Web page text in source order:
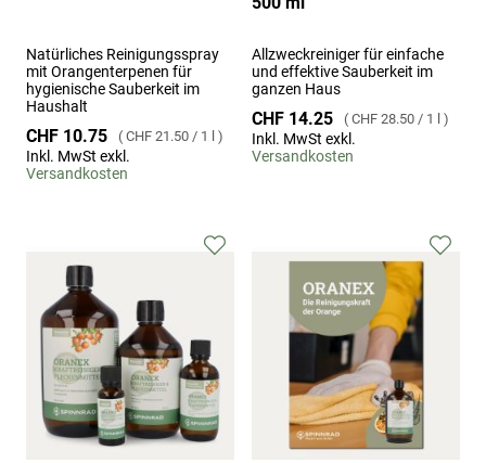
Natürliches Reinigungsspray
mit Orangenterpenen für
hygienische Sauberkeit im
Haushalt
CHF 10.75 CHF 21.50 / 1 l
Inkl. MwSt exkl.
Versandkosten
Allzweckreiniger für einfache
und effektive Sauberkeit im
ganzen Haus
CHF 14.25 CHF 28.50 / 1 l
Inkl. MwSt exkl.
Versandkosten
Zur
Wunschliste
hinzufügen
Zur